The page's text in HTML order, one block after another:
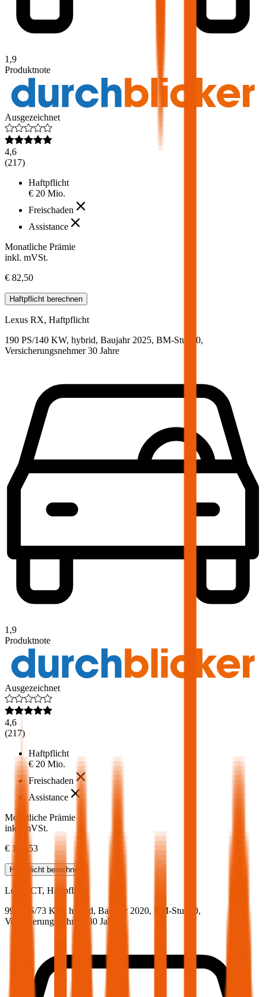
1,9
Produktnote
Ausgezeichnet
4,6
(217)
Haftpflicht
€ 20 Mio.
Freischaden
Assistance
Monatliche Prämie
inkl. mVSt.
€ 82,50
Haftpflicht berechnen
Lexus RX, Haftpflicht
190 PS/140 KW, hybrid, Baujahr 2025, BM-Stufe 0,
Versicherungsnehmer 30 Jahre
1,9
Produktnote
Ausgezeichnet
4,6
(217)
Haftpflicht
€ 20 Mio.
Freischaden
Assistance
Monatliche Prämie
inkl. mVSt.
€ 111,53
Haftpflicht berechnen
Lexus
CT, Haftpflicht
99.2 PS/73 KW, hybrid, Baujahr 2020, BM-Stufe 0,
Versicherungsnehmer 30 Jahre